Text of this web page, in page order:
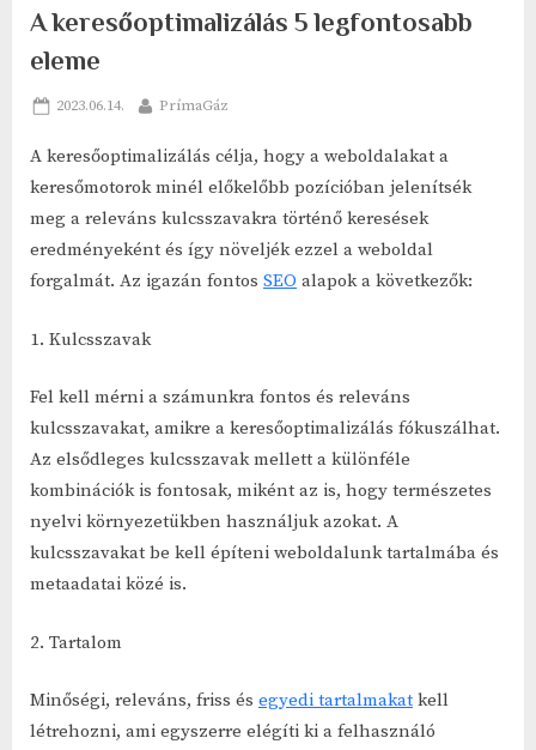
A keresőoptimalizálás 5 legfontosabb
eleme
Posted
2023.06.14. By
PrímaGáz
A keresőoptimalizálás célja, hogy a weboldalakat a
keresőmotorok minél előkelőbb pozícióban jelenítsék
meg a releváns kulcsszavakra történő keresések
eredményeként és így növeljék ezzel a weboldal
forgalmát. Az igazán fontos SEO alapok a következők:
1. Kulcsszavak
Fel kell mérni a számunkra fontos és releváns
kulcsszavakat, amikre a keresőoptimalizálás fókuszálhat.
Az elsődleges kulcsszavak mellett a különféle
kombinációk is fontosak, miként az is, hogy természetes
nyelvi környezetükben használjuk azokat. A
kulcsszavakat be kell építeni weboldalunk tartalmába és
metaadatai közé is.
2. Tartalom
Minőségi, releváns, friss és egyedi tartalmakat kell
létrehozni, ami egyszerre elégíti ki a felhasználó